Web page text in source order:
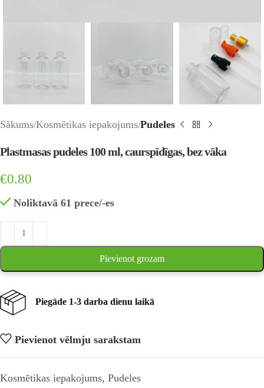
Sākums Kosmētikas iepakojums Pudeles
Plastmasas pudeles 100 ml, caurspīdīgas, bez vāka
€0.80
Noliktavā 61 prece/-es
Pievienot grozam
Piegāde 1-3 darba dienu laikā
Pievienot vēlmju sarakstam
Kosmētikas iepakojums, Pudeles